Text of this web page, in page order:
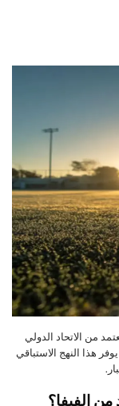
من الاتحاد الدولي
هذا النهج الاستباقي
الفيفا؟